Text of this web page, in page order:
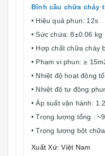
Bình cầu chữa cháy
• Hiệu quả phun: 12s
• Sức chứa: 8±0.06 kg
• Hợp chất chữa cháy
• Phạm vi phun: ≥
• Nhiệt độ hoạt động
• Nhiệt độ tự động
• Áp suất vận hành:
• Trọng lượng tổng :
• Trọng lượng bột
Xuất Xứ: Việt Nam